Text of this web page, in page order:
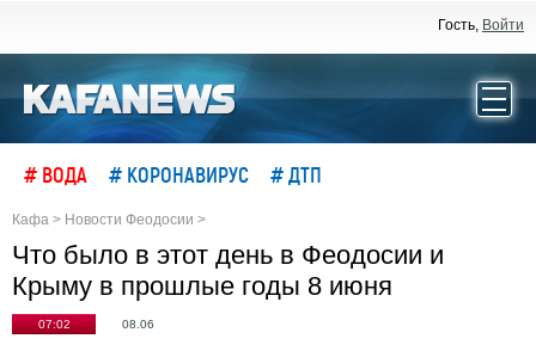
Гость, Войти
# ВОДА # КОРОНАВИРУС # ДТП
Кафа > Новости Феодосии >
Что было в этот день в Феодосии и
Крыму в прошлые годы 8 июня
07:02 08.06